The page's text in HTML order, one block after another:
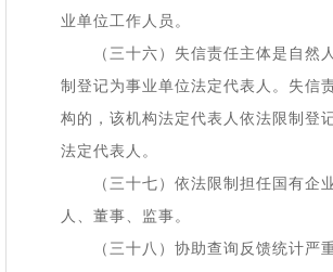
业单位工作人员。
（三十六）失信责任主体是自然
制登记为事业单位法定代表人。失信
构的，该机构法定代表人依法限制登
法定代表人。
（三十七）依法限制担任国有企
人、董事、监事。
（三十八）协助查询反馈统计严